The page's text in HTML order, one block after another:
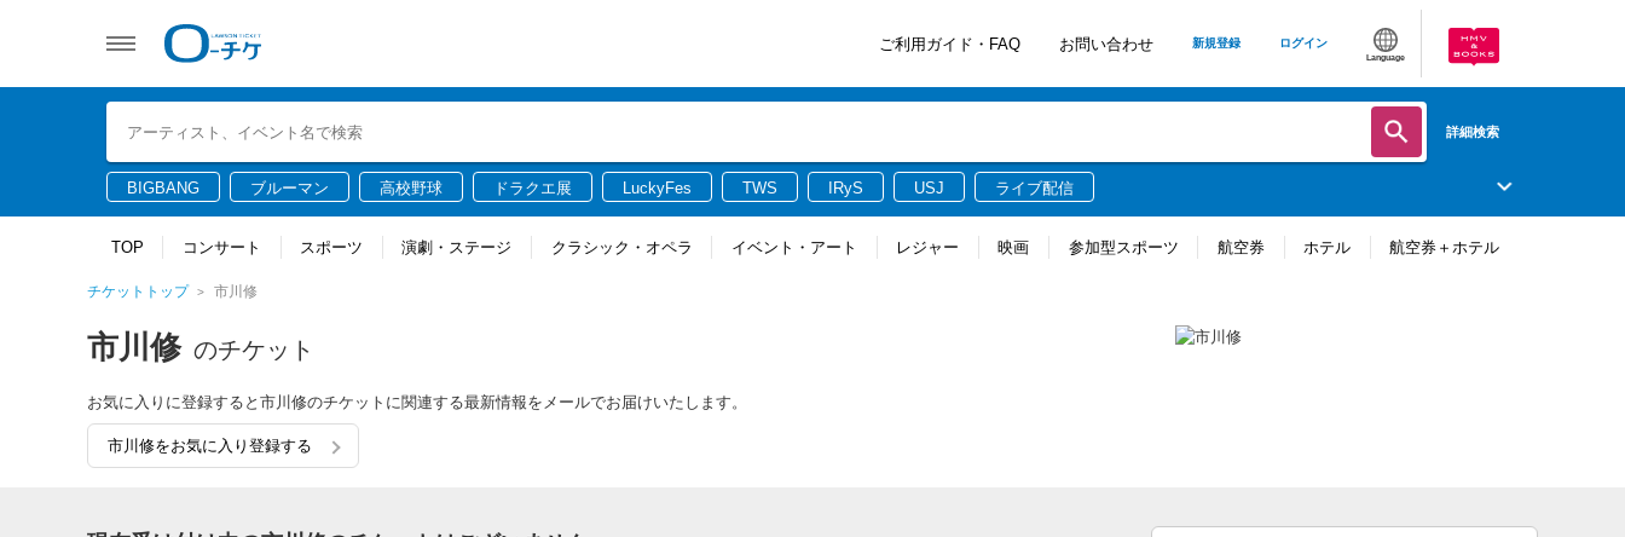
ご利用ガイド・FAQ お問い合わせ 新規登録 ログイン
Language
詳細検索
BIGBANG ブルーマン 高校野球 ドラクエ展 LuckyFes TWS IRyS USJ ライブ配信
TOP コンサート スポーツ 演劇・ステージ クラシック・オペラ イベント・アート レジャー 映画 参加型スポーツ 航空券 ホテル 航空券＋ホテル
チケットトップ 市川修
市川修 のチケット
お気に入りに登録すると市川修のチケットに関連する最新情報をメールでお届けいたします。
市川修をお気に入り登録する